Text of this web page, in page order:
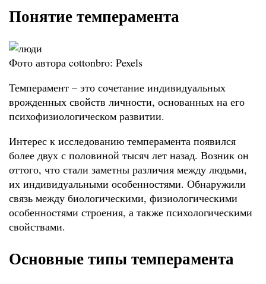
Понятие темперамента
Фото автора cottonbro: Pexels
Темперамент – это сочетание индивидуальных
врожденных свойств личности, основанных на его
психофизиологическом развитии.
Интерес к исследованию темперамента появился
более двух с половиной тысяч лет назад. Возник он
оттого, что стали заметны различия между людьми,
их индивидуальными особенностями. Обнаружили
связь между биологическими, физиологическими
особенностями строения, а также психологическими
свойствами.
Основные типы темперамента